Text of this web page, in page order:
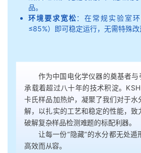
品。
环境要求宽松：在常规实验室
≤85%）即可稳定运行，无需特殊改
作为中国电化学仪器的奠基者与
承载着超过八十年的技术积淀。
卡氏样品加热炉，凝聚了我们对于水
解，以扎实的工艺和稳定的性能，致
破解复杂样品检测难题的标配利器。
让每一份“隐藏”的水分都无处遁
高效而从容。